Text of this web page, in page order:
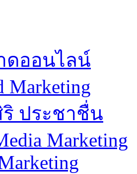
ดออนไลน์
Marketing
ริ ประชาชื่น
Marketing